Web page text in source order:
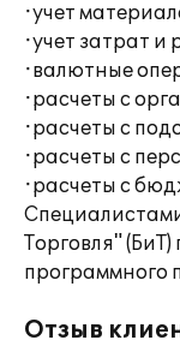
·учет
·учет затрат и
·валютные
·расчеты с
·расчеты с
·расчеты с
·расчеты с
Торговля"
программного
Отзыв